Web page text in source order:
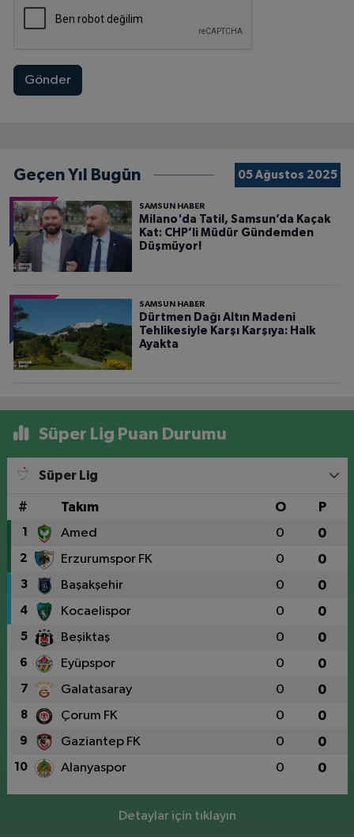
Gönder
Geçen Yıl Bugün 05 Ağustos 2025
SAMSUN HABER
Milano'da Tatil, Samsun’da Kaçak
Kat: CHP’li Müdür Gündemden
Düşmüyor!
SAMSUN HABER
Dürtmen Dağı Altın Madeni
Tehlikesiyle Karşı Karşıya: Halk
Ayakta
Süper Lig Puan Durumu
Süper Lig
# Takım O P
1 Amed 0 0
2 Erzurumspor FK 0 0
3 Başakşehir 0 0
4 Kocaelispor 0 0
5 Beşiktaş 0 0
6 Eyüpspor 0 0
7 Galatasaray 0 0
8 Çorum FK 0 0
9 Gaziantep FK 0 0
10 Alanyaspor 0 0
Detaylar için tıklayın